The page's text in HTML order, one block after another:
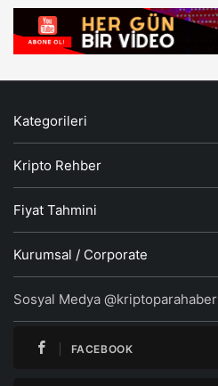
Kategorileri
Kripto Rehber
Fiyat Tahmini
Kurumsal / Corporate
Sosyal Medya @kriptoparahaber
FACEBOOK